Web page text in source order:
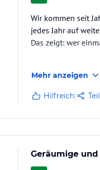
Wir kommen seit
jedes Jahr auf
Das zeigt: wer
Tischtennis,
Zeit für
Mehr anzeigen
Hilfreich
Geräumige